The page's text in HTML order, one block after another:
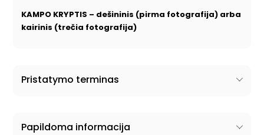
KAMPO KRYPTIS – dešininis (pirma fotografija) arba
kairinis (trečia fotografija)
Pristatymo terminas
Papildoma informacija